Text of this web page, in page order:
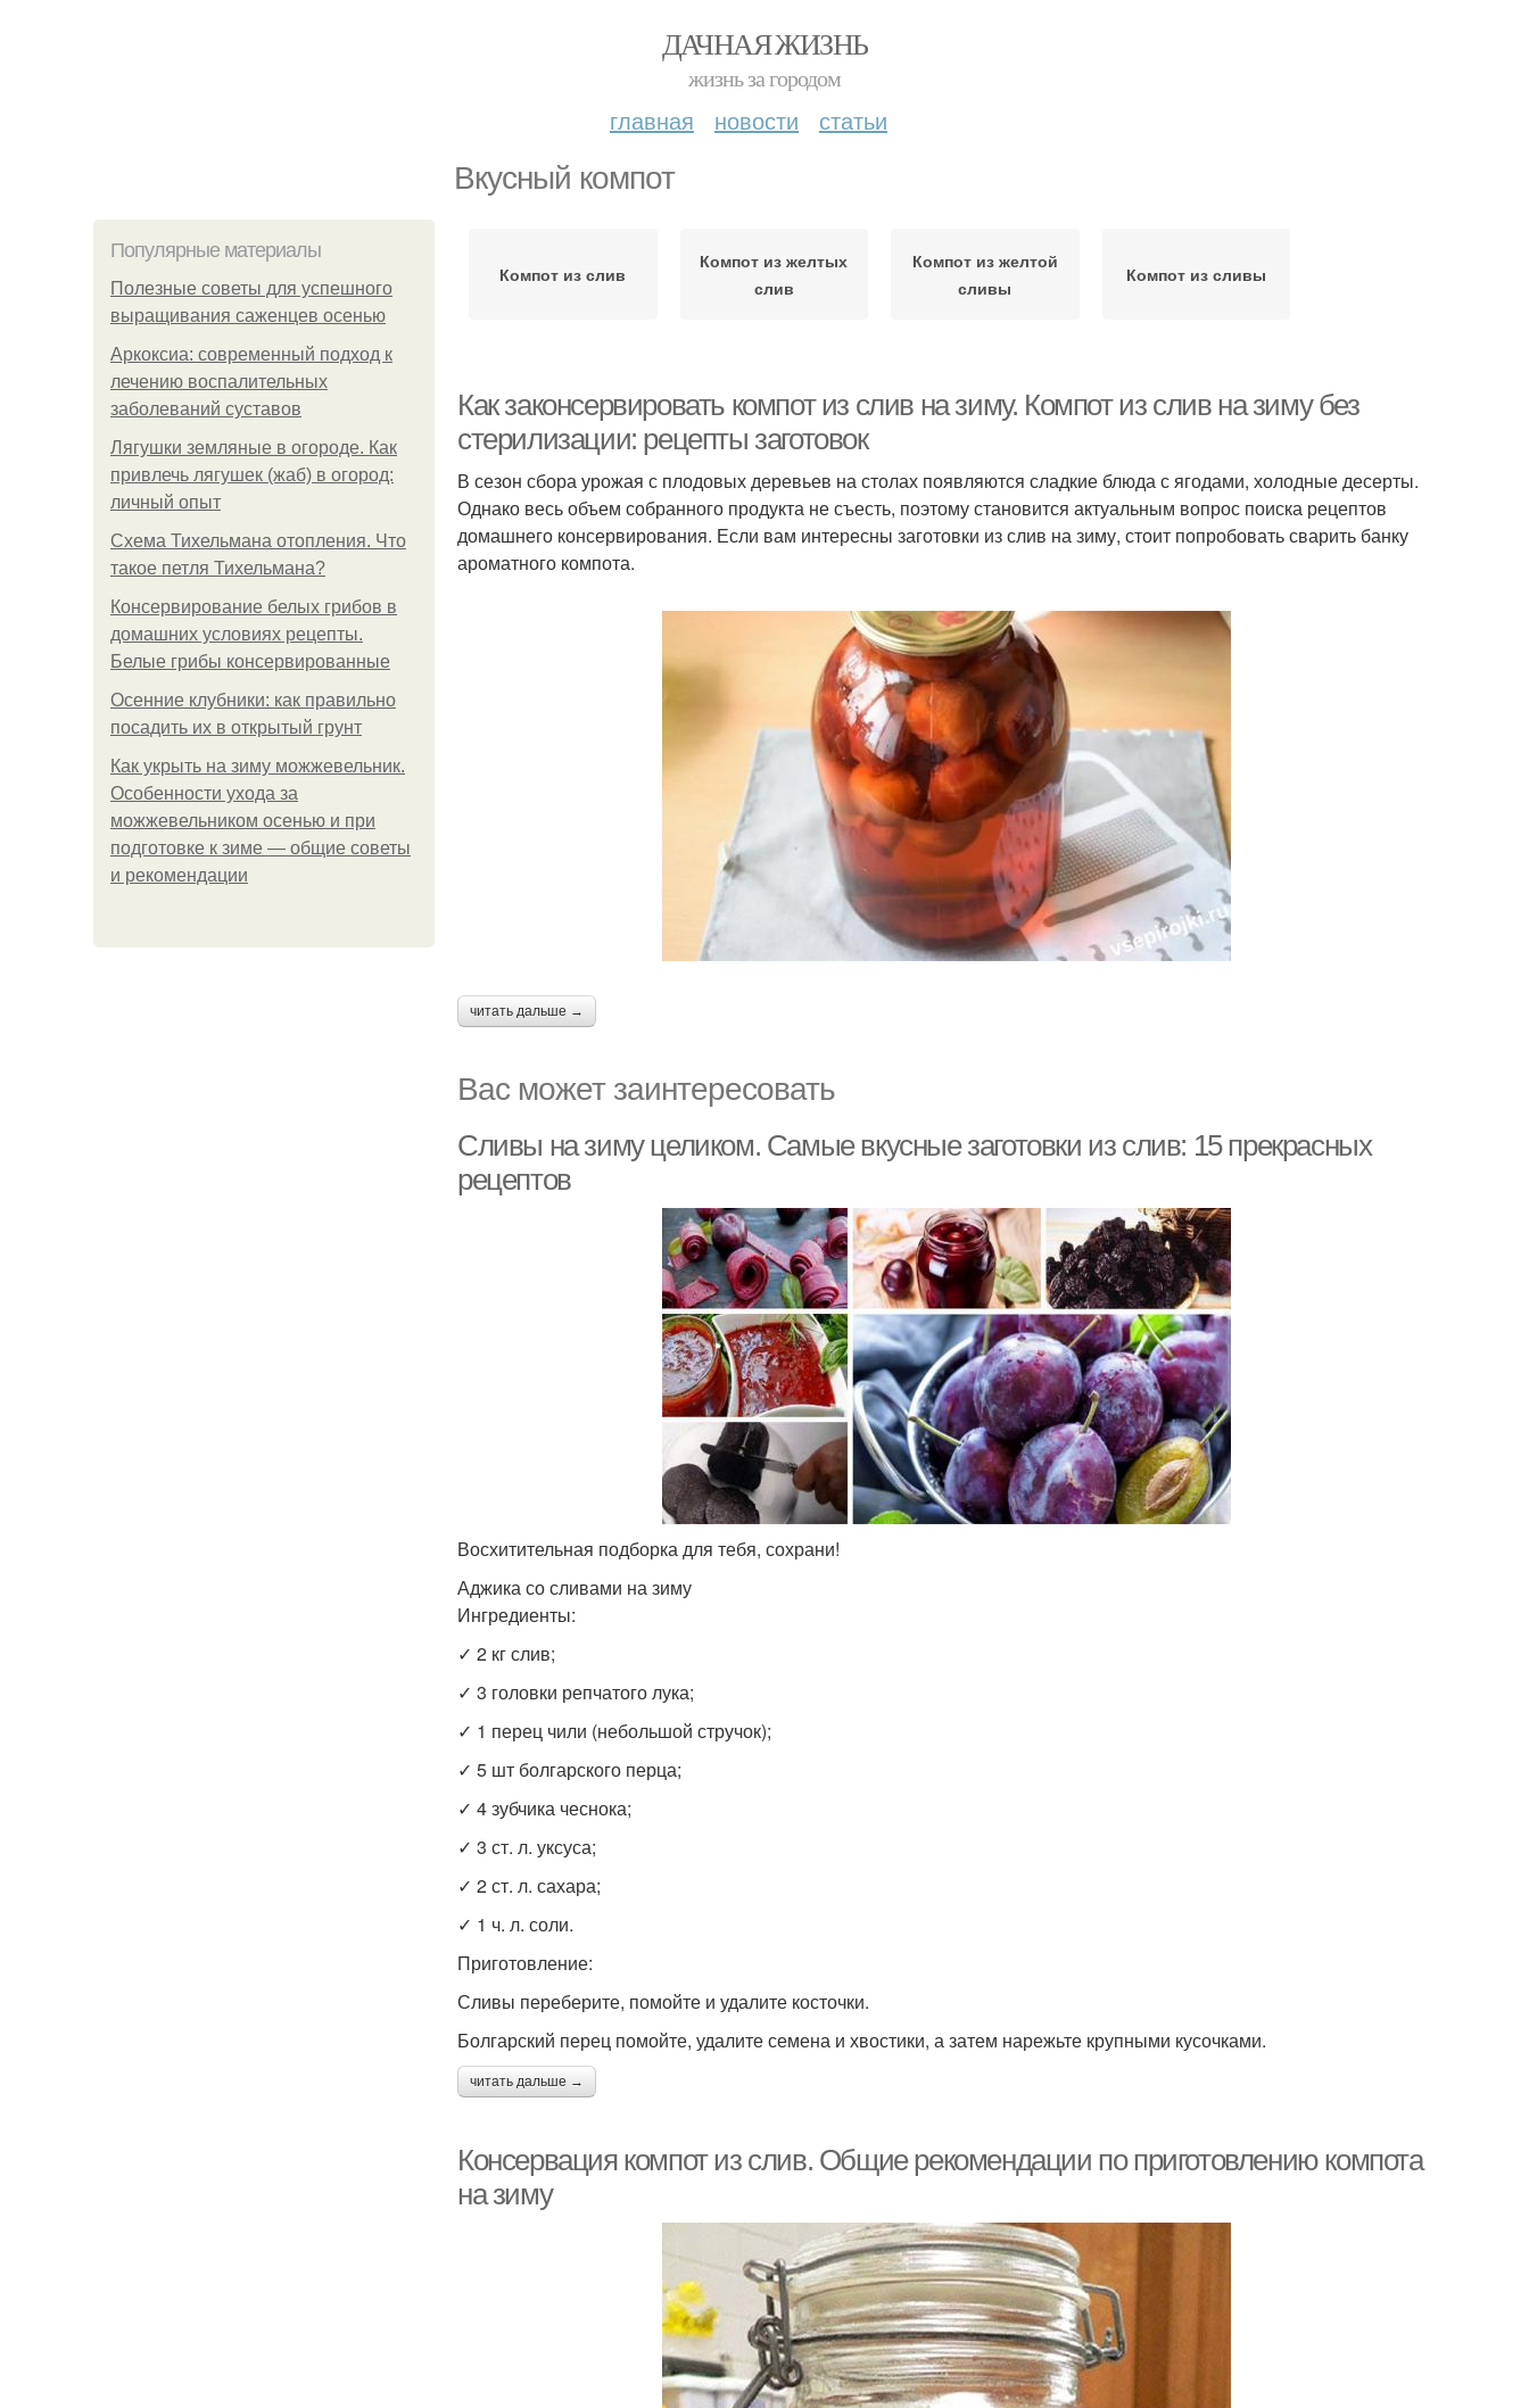
ДАЧНАЯ ЖИЗНЬ
жизнь за городом
главная новости статьи
Вкусный компот
Популярные материалы
Полезные советы для успешного
выращивания саженцев осенью
Аркоксиа: современный подход к
лечению воспалительных
заболеваний суставов
Лягушки земляные в огороде. Как
привлечь лягушек (жаб) в огород:
личный опыт
Схема Тихельмана отопления. Что
такое петля Тихельмана?
Консервирование белых грибов в
домашних условиях рецепты.
Белые грибы консервированные
Осенние клубники: как правильно
посадить их в открытый грунт
Как укрыть на зиму можжевельник.
Особенности ухода за
можжевельником осенью и при
подготовке к зиме — общие советы
и рекомендации
Компот из слив
Компот из желтых
слив
Компот из желтой
сливы
Компот из сливы
Как законсервировать компот из слив на зиму. Компот из слив на зиму без
стерилизации: рецепты заготовок
В сезон сбора урожая с плодовых деревьев на столах появляются сладкие блюда с ягодами, холодные десерты.
Однако весь объем собранного продукта не съесть, поэтому становится актуальным вопрос поиска рецептов
домашнего консервирования. Если вам интересны заготовки из слив на зиму, стоит попробовать сварить банку
ароматного компота.
читать дальше →
Вас может заинтересовать
Сливы на зиму целиком. Самые вкусные заготовки из слив: 15 прекрасных
рецептов
Восхитительная подборка для тебя, сохрани!
Аджика со сливами на зиму
Ингредиенты:
✓ 2 кг слив;
✓ 3 головки репчатого лука;
✓ 1 перец чили (небольшой стручок);
✓ 5 шт болгарского перца;
✓ 4 зубчика чеснока;
✓ 3 ст. л. уксуса;
✓ 2 ст. л. сахара;
✓ 1 ч. л. соли.
Приготовление:
Сливы переберите, помойте и удалите косточки.
Болгарский перец помойте, удалите семена и хвостики, а затем нарежьте крупными кусочками.
читать дальше →
Консервация компот из слив. Общие рекомендации по приготовлению компота
на зиму